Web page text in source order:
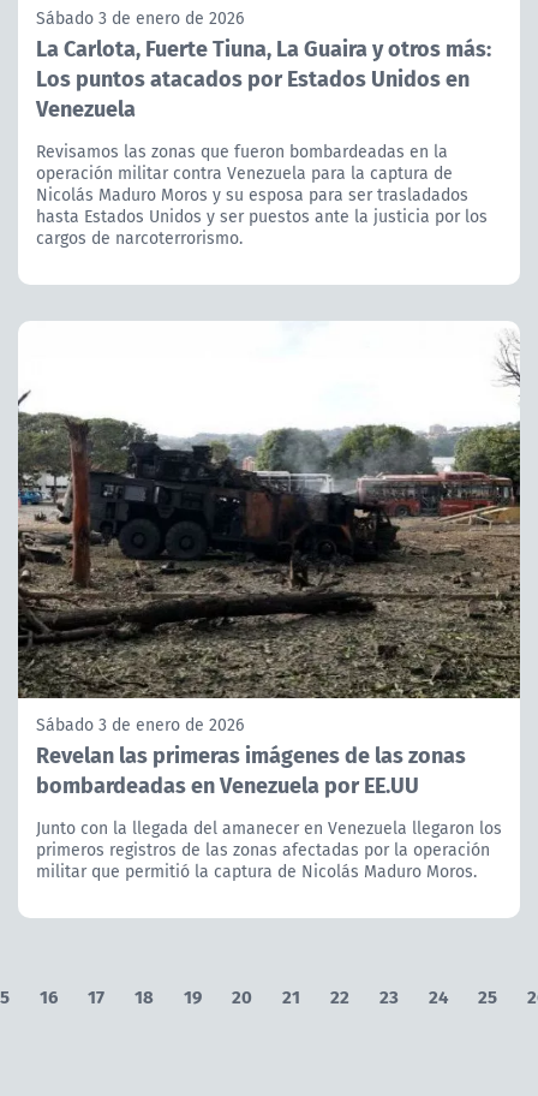
Sábado 3 de enero de 2026
La Carlota, Fuerte Tiuna, La Guaira y otros más:
Los puntos atacados por Estados Unidos en
Venezuela
Revisamos las zonas que fueron bombardeadas en la
operación militar contra Venezuela para la captura de
Nicolás Maduro Moros y su esposa para ser trasladados
hasta Estados Unidos y ser puestos ante la justicia por los
cargos de narcoterrorismo.
Sábado 3 de enero de 2026
Revelan las primeras imágenes de las zonas
bombardeadas en Venezuela por EE.UU
Junto con la llegada del amanecer en Venezuela llegaron los
primeros registros de las zonas afectadas por la operación
militar que permitió la captura de Nicolás Maduro Moros.
16 17 18 19 20 21 22 23 24 25